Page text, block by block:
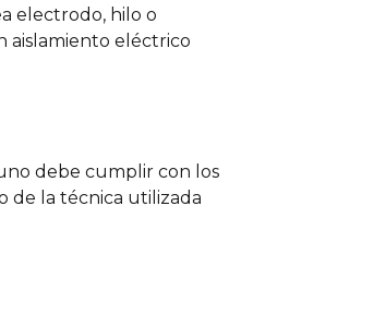
electrodo, hilo o
aislamiento eléctrico
debe cumplir con los
de la técnica utilizada